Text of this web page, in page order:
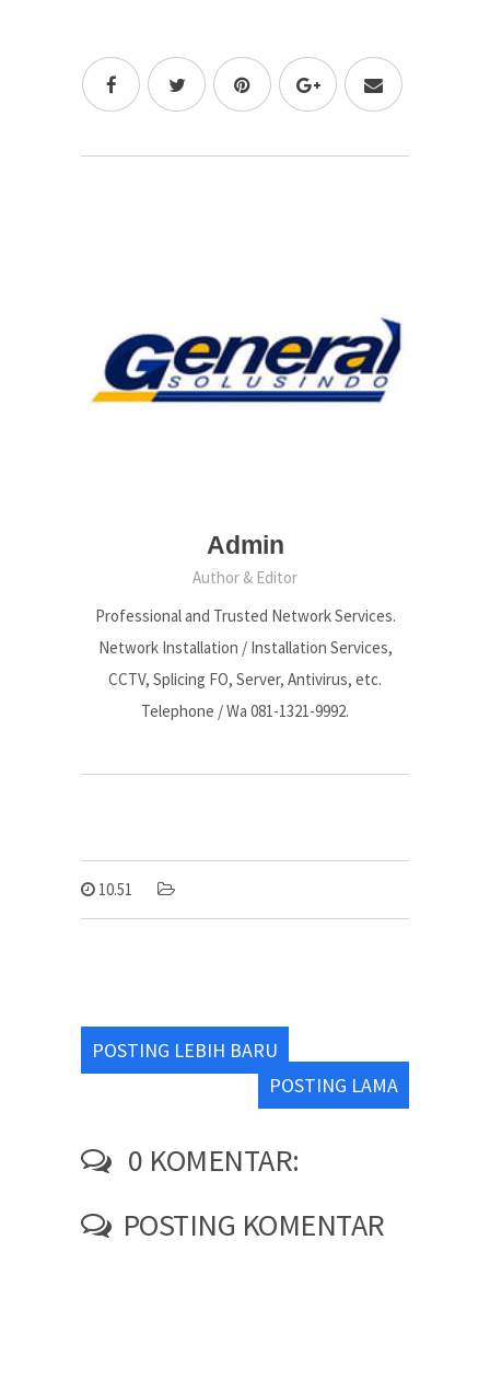
Admin
Author & Editor
Professional and Trusted Network Services.
Network Installation / Installation Services,
CCTV, Splicing FO, Server, Antivirus, etc.
Telephone / Wa 081-1321-9992.
10.51
POSTING LEBIH BARU
POSTING LAMA
0 KOMENTAR:
POSTING KOMENTAR